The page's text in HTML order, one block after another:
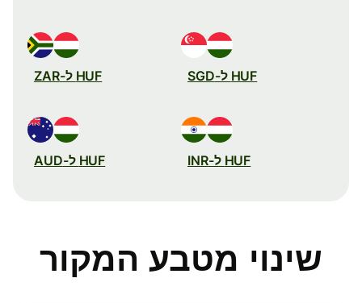
HUF ל-SGD HUF ל-ZAR
HUF ל-INR HUF ל-AUD
שינוי מטבע המקור